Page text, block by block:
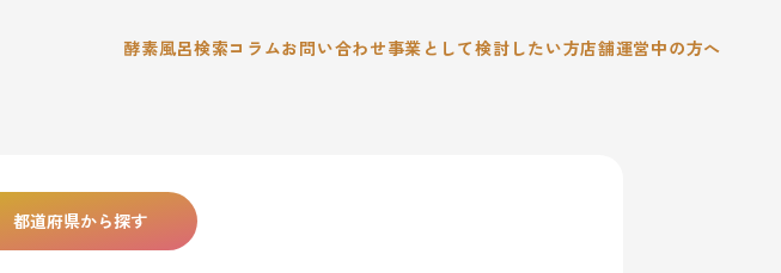
酵素風呂検索コラムお問い合わせ事業として検討したい方店舗運営中の方へ
都道府県から探す